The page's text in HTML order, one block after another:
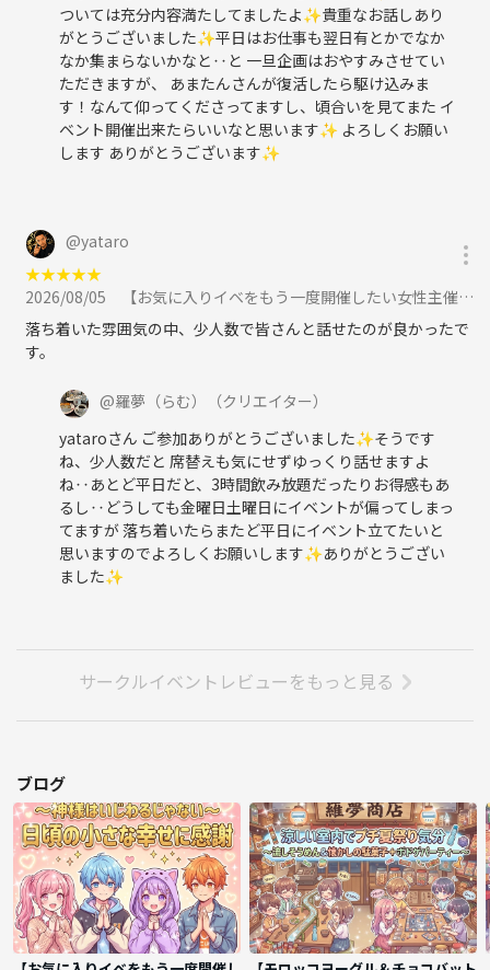
ついては充分内容満たしてましたよ✨貴重なお話しあり
がとうございました✨平日はお仕事も翌日有とかでなか
なか集まらないかなと‥と 一旦企画はおやすみさせてい
ただきますが、 あまたんさんが復活したら駆け込みま
す！なんて仰ってくださってますし、頃合いを見てまた イ
ベント開催出来たらいいなと思います✨ よろしくお願い
します ありがとうございます✨
@yataro
★★★★★
2026/08/05
【お気に入りイベをもう一度開催したい女性主催】神様はそんなにいじわるじゃない☆日頃の小さな幸せに感謝☆水曜はこの日ラストに参加
落ち着いた雰囲気の中、少人数で皆さんと話せたのが良かったで
す。
@羅夢（らむ）
（クリエイター）
yataroさん ご参加ありがとうございました✨そうです
ね、少人数だと 席替えも気にせずゆっくり話せますよ
ね‥あとど平日だと、3時間飲み放題だったりお得感もあ
るし‥どうしても金曜日土曜日にイベントが偏ってしまっ
てますが 落ち着いたらまたど平日にイベント立てたいと
思いますのでよろしくお願いします✨ありがとうござい
ました✨
サークルイベントレビューをもっと見る
ブログ